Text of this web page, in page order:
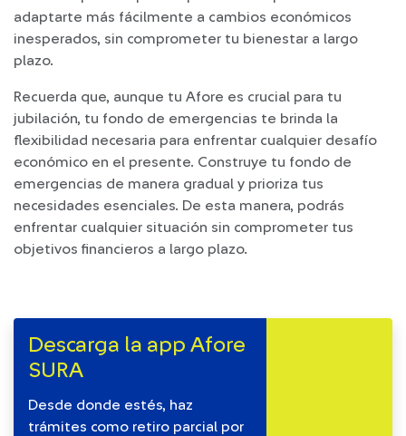
adaptarte más fácilmente a cambios económicos
inesperados, sin comprometer tu bienestar a largo
plazo.
Recuerda que, aunque tu Afore es crucial para tu
jubilación, tu fondo de emergencias te brinda la
flexibilidad necesaria para enfrentar cualquier desafío
económico en el presente. Construye tu fondo de
emergencias de manera gradual y prioriza tus
necesidades esenciales. De esta manera, podrás
enfrentar cualquier situación sin comprometer tus
objetivos financieros a largo plazo.
Descarga la app Afore
SURA
Desde donde estés, haz
trámites como retiro parcial por